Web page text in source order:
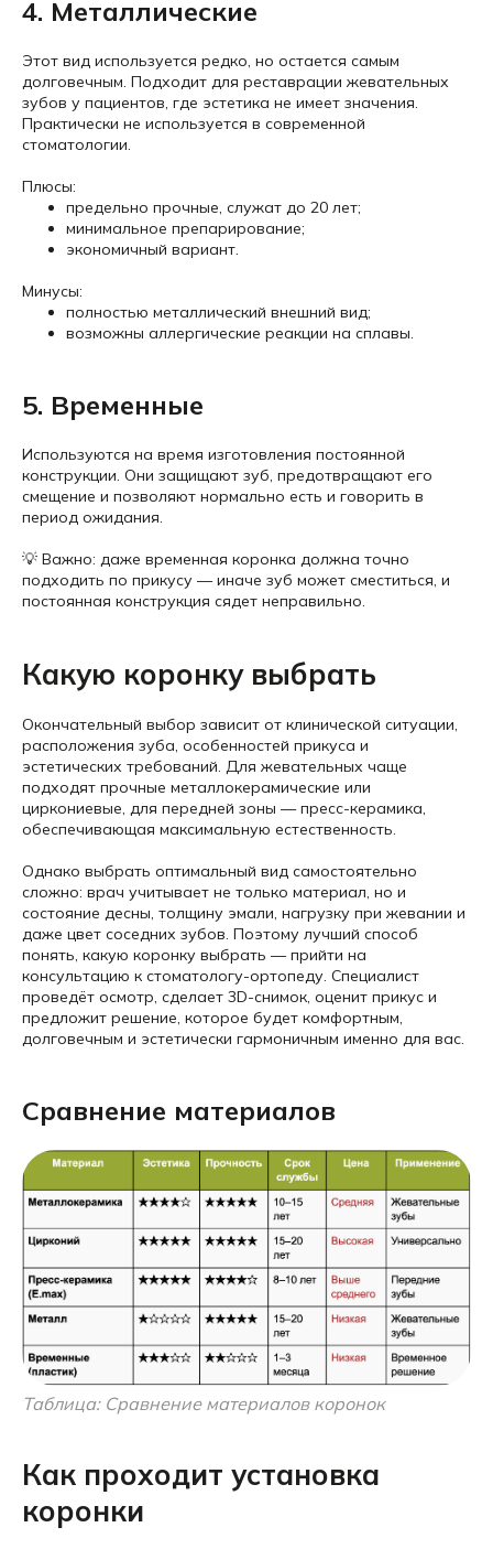
4. Металлические
Этот вид используется редко, но остается самым
долговечным. Подходит для реставрации жевательных
зубов у пациентов, где эстетика не имеет значения.
Практически не используется в современной
стоматологии.
Плюсы:
предельно прочные, служат до 20 лет;
минимальное препарирование;
экономичный вариант.
Минусы:
полностью металлический внешний вид;
возможны аллергические реакции на сплавы.
5. Временные
Используются на время изготовления постоянной
конструкции. Они защищают зуб, предотвращают его
смещение и позволяют нормально есть и говорить в
период ожидания.
💡 Важно: даже временная коронка должна точно
подходить по прикусу — иначе зуб может сместиться, и
постоянная конструкция сядет неправильно.
Какую коронку выбрать
Окончательный выбор зависит от клинической ситуации,
расположения зуба, особенностей прикуса и
эстетических требований. Для жевательных чаще
подходят прочные металлокерамические или
циркониевые, для передней зоны — пресс-керамика,
обеспечивающая максимальную естественность.
Однако выбрать оптимальный вид самостоятельно
сложно: врач учитывает не только материал, но и
состояние десны, толщину эмали, нагрузку при жевании и
даже цвет соседних зубов. Поэтому лучший способ
понять, какую коронку выбрать — прийти на
консультацию к стоматологу-ортопеду. Специалист
проведёт осмотр, сделает 3D-снимок, оценит прикус и
предложит решение, которое будет комфортным,
долговечным и эстетически гармоничным именно для вас.
Сравнение материалов
Таблица: Сравнение материалов коронок
Как проходит установка
коронки